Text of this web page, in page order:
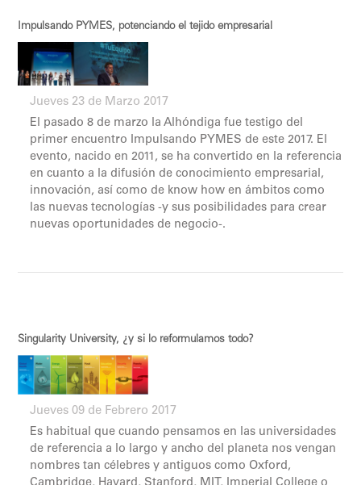
Impulsando PYMES, potenciando el tejido empresarial
Jueves 23 de Marzo 2017
El pasado 8 de marzo la Alhóndiga fue testigo del
primer encuentro Impulsando PYMES de este 2017. El
evento, nacido en 2011, se ha convertido en la referencia
en cuanto a la difusión de conocimiento empresarial,
innovación, así como de know how en ámbitos como
las nuevas tecnologías -y sus posibilidades para crear
nuevas oportunidades de negocio-.
Singularity University, ¿y si lo reformulamos todo?
Jueves 09 de Febrero 2017
Es habitual que cuando pensamos en las universidades
de referencia a lo largo y ancho del planeta nos vengan
nombres tan célebres y antiguos como Oxford,